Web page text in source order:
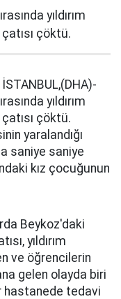
yıldırım
çöktü.
yıldırım
çöktü.
yaralandığı
saniye saniye
kız çocuğunun
Beykoz'daki
yıldırım
ve öğrencilerin
gelen olayda biri
hastanede tedavi